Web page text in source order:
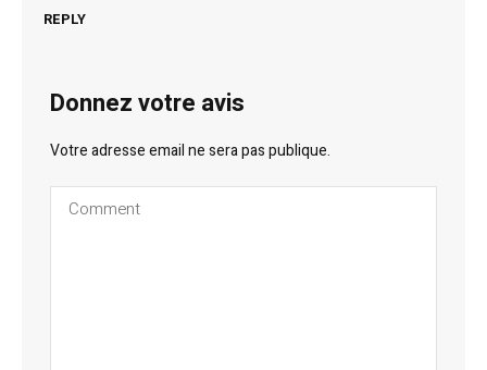
REPLY
Donnez votre avis
Votre adresse email ne sera pas publique.